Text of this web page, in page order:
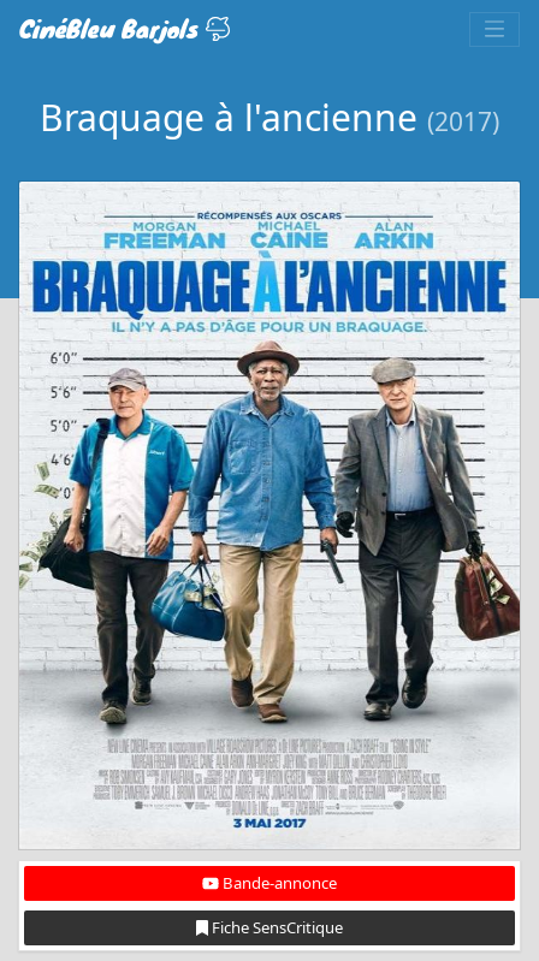
CinéBleu Barjols
Braquage à l'ancienne (2017)
Bande-annonce
Fiche SensCritique